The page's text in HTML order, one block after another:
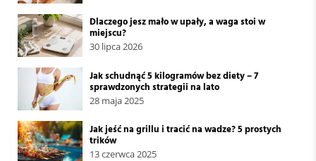
Dlaczego jesz mało w upały, a waga stoi w
miejscu?
30 lipca 2026
Jak schudnąć 5 kilogramów bez diety – 7
sprawdzonych strategii na lato
28 maja 2025
Jak jeść na grillu i tracić na wadze? 5 prostych
trików
13 czerwca 2025